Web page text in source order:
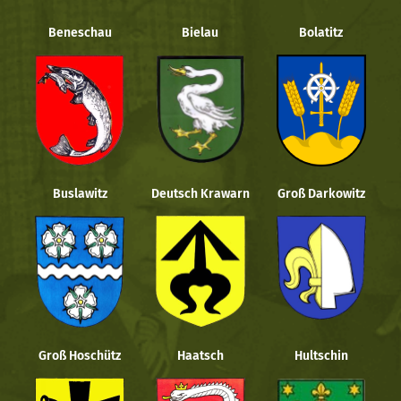
Beneschau Bielau Bolatitz
Buslawitz Deutsch Krawarn Groß Darkowitz
Groß Hoschütz Haatsch Hultschin